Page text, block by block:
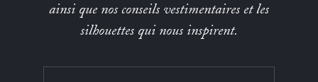
ainsi que nos conseils vestimentaires et les
silhouettes qui nous inspirent.